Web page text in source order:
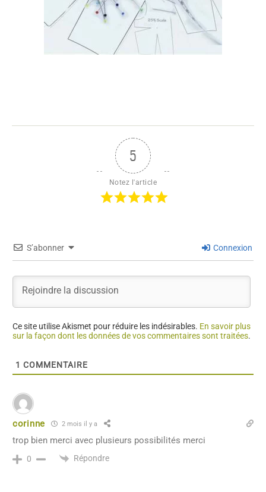
5
Notez l'article
S’abonner Connexion
Ce site utilise Akismet pour réduire les indésirables. En savoir plus
sur la façon dont les données de vos commentaires sont traitées.
1 COMMENTAIRE
corinne 2 mois il y a
trop bien merci avec plusieurs possibilités merci
0 Répondre